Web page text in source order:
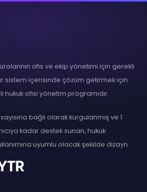
ofis ve ekip yönetimi için gerekli
sistem içerisinde çözüm getirmek için
hukuk ofisi yönetim programıdır.
bağlı olarak kurgulanmış ve 1
kadar destek sunan, hukuk
uyumlu olacak şekilde dizayn